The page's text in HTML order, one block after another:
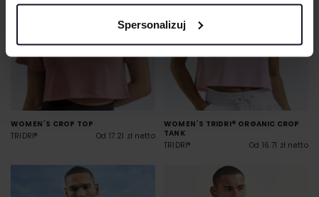
Spersonalizuj
WOMEN´S CROP TOP
TRIDRI®
Od 17.21 zł netto
WOMEN´S TRIDRI® ORGANIC CROP
TANK
TRIDRI®
Od 16.71 zł netto